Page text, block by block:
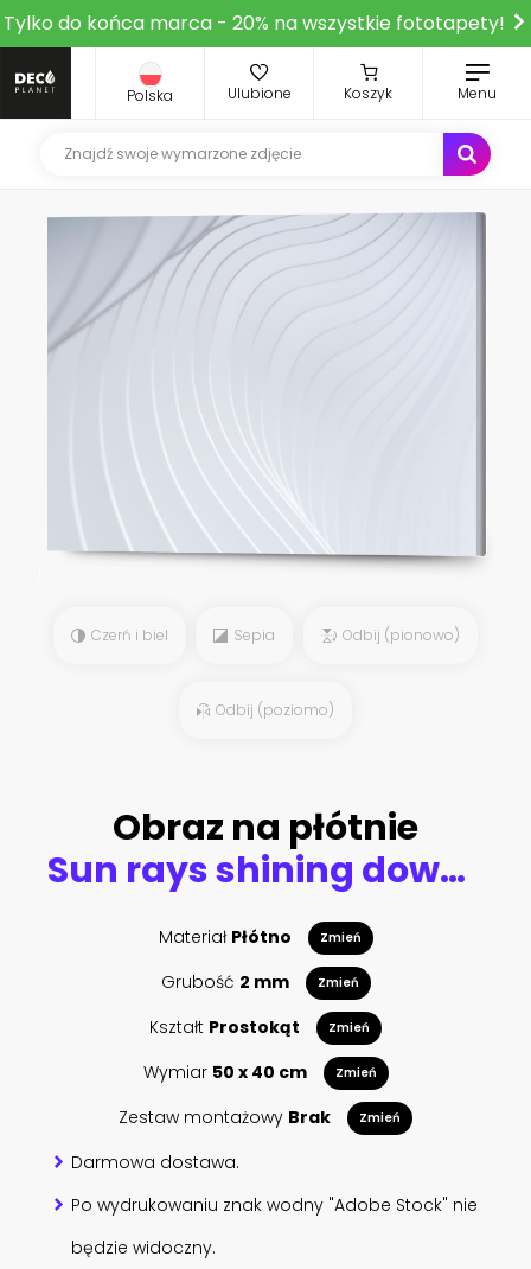
Tylko do końca marca - 20% na wszystkie fototapety!
Polska Ulubione Koszyk Menu
Czerń i biel Sepia Odbij (pionowo)
Odbij (poziomo)
Obraz na płótnie
Sun rays shining down a small town
Materiał Płótno Zmień
Grubość 2 mm Zmień
Kształt Prostokąt Zmień
Wymiar 50 x 40 cm Zmień
Zestaw montażowy Brak Zmień
Darmowa dostawa.
Po wydrukowaniu znak wodny "Adobe Stock" nie
będzie widoczny.